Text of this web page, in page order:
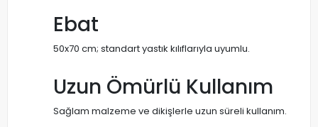
Ebat
50x70 cm; standart yastık kılıflarıyla uyumlu.
Uzun Ömürlü Kullanım
Sağlam malzeme ve dikişlerle uzun süreli kullanım.